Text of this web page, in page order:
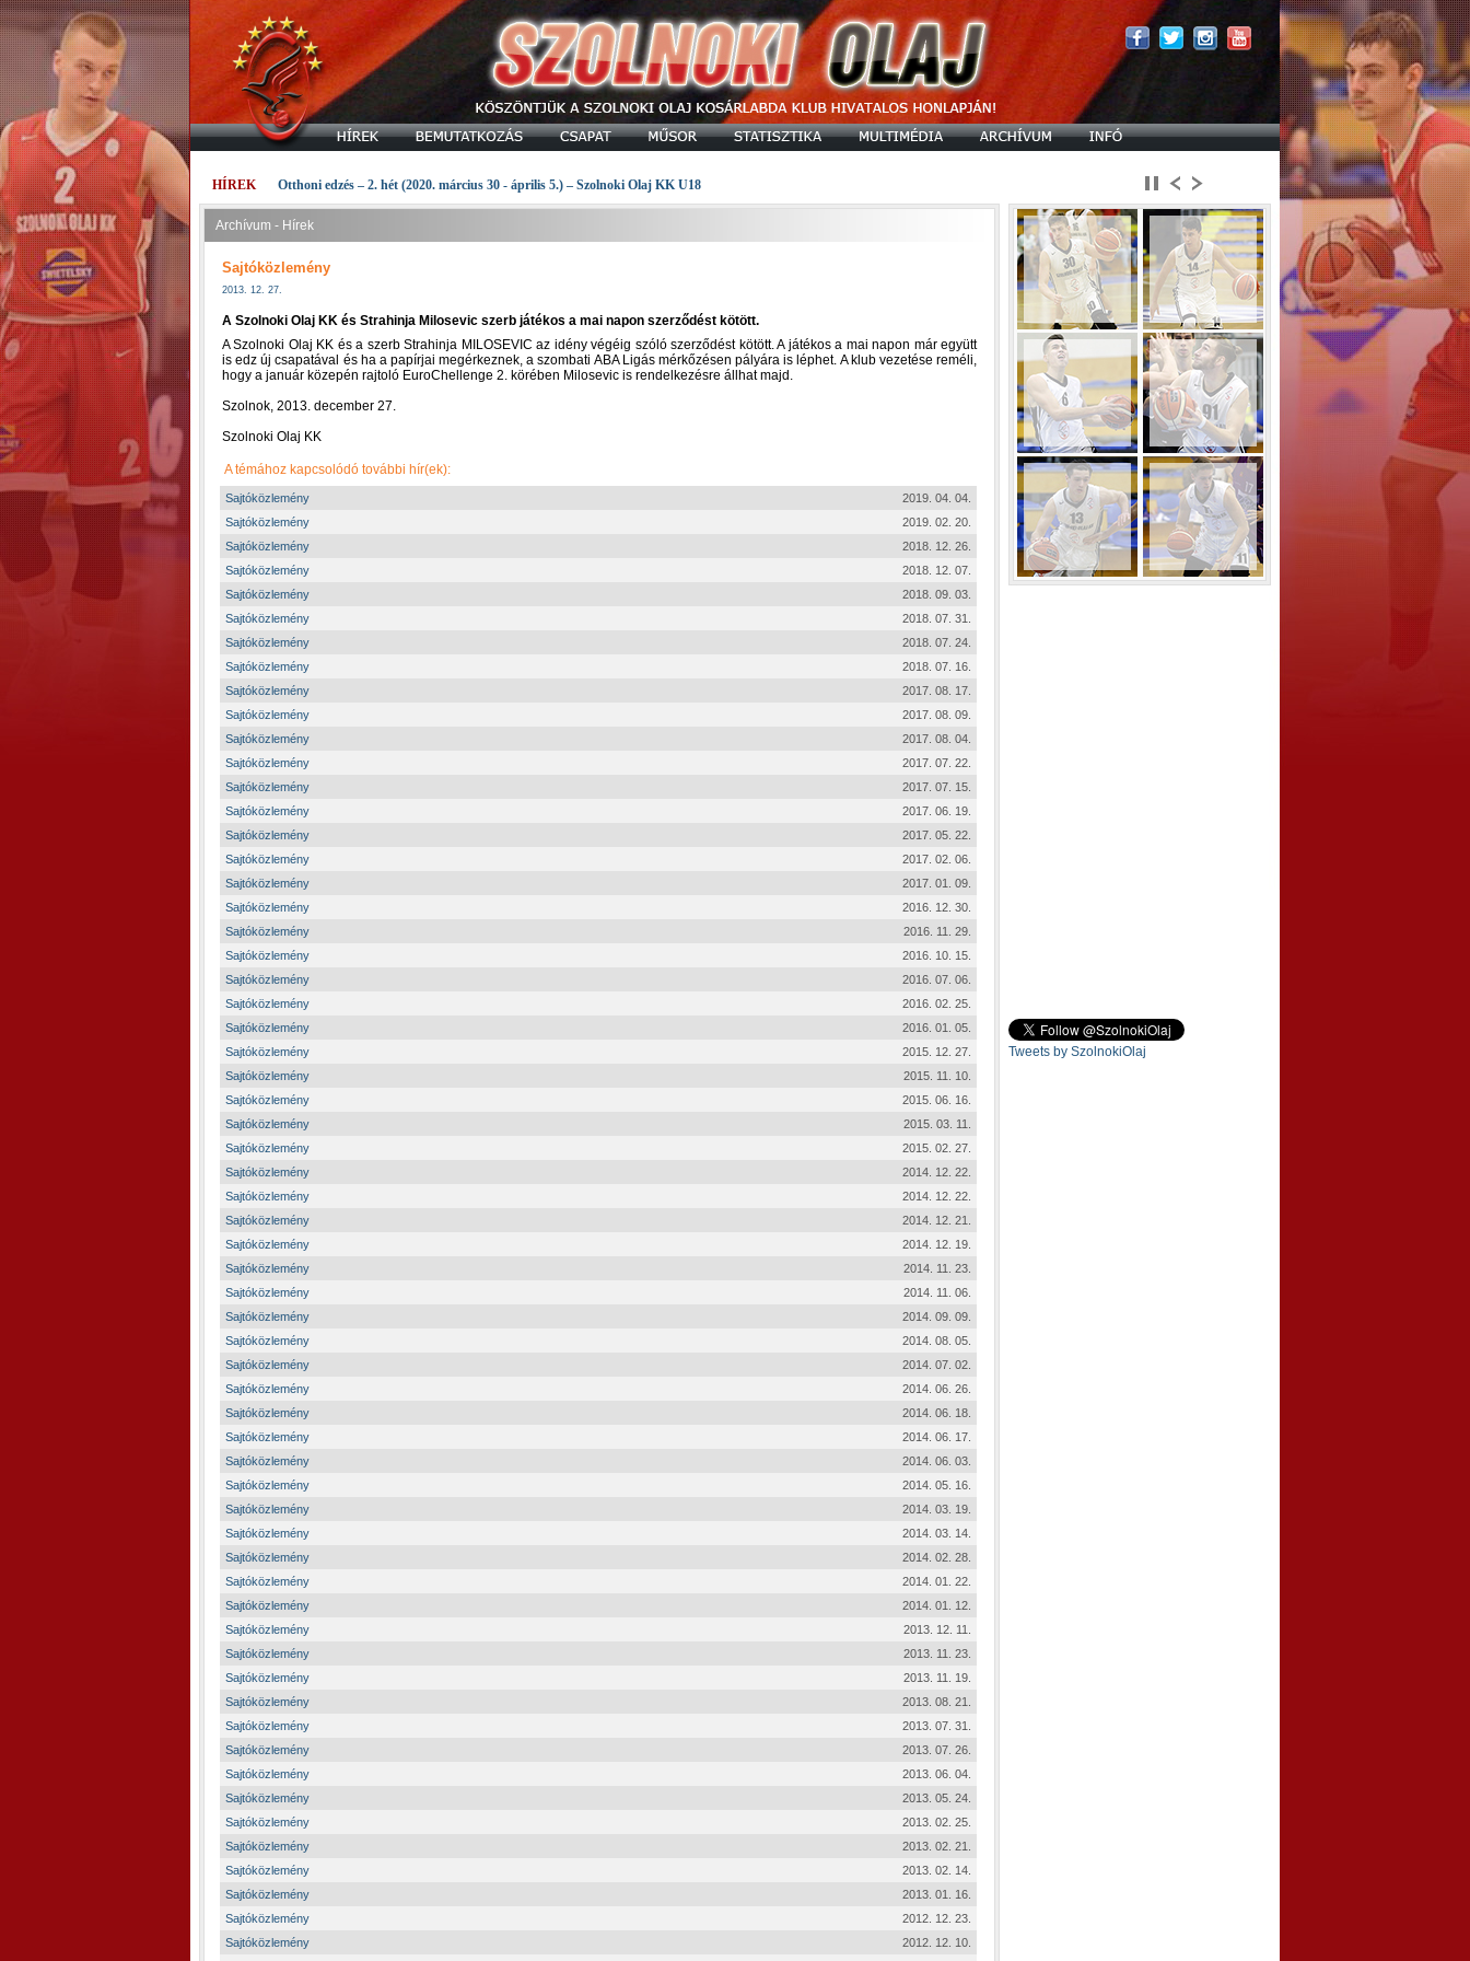
HÍREK Otthoni edzés – 2. hét (2020. március 30 - április 5.) – Szolnoki Olaj KK U18
Archívum - Hírek
Sajtóközlemény
2013. 12. 27.
A Szolnoki Olaj KK és Strahinja Milosevic szerb játékos a mai napon szerződést kötött.
A Szolnoki Olaj KK és a szerb Strahinja MILOSEVIC az idény végéig szóló szerződést kötött. A játékos a mai napon már együtt
is edz új csapatával és ha a papírjai megérkeznek, a szombati ABA Ligás mérkőzésen pályára is léphet. A klub vezetése reméli,
hogy a január közepén rajtoló EuroChellenge 2. körében Milosevic is rendelkezésre állhat majd.
Szolnok, 2013. december 27.
Szolnoki Olaj KK
A témához kapcsolódó további hír(ek):
Sajtóközlemény
2019. 04. 04.
Sajtóközlemény
2019. 02. 20.
Sajtóközlemény
2018. 12. 26.
Sajtóközlemény
2018. 12. 07.
Sajtóközlemény
2018. 09. 03.
Sajtóközlemény
2018. 07. 31.
Sajtóközlemény
2018. 07. 24.
Sajtóközlemény
2018. 07. 16.
Sajtóközlemény
2017. 08. 17.
Sajtóközlemény
2017. 08. 09.
Sajtóközlemény
2017. 08. 04.
Sajtóközlemény
2017. 07. 22.
Sajtóközlemény
2017. 07. 15.
Sajtóközlemény
2017. 06. 19.
Sajtóközlemény
2017. 05. 22.
Sajtóközlemény
2017. 02. 06.
Sajtóközlemény
2017. 01. 09.
Sajtóközlemény
2016. 12. 30.
Sajtóközlemény
2016. 11. 29.
Sajtóközlemény
2016. 10. 15.
Sajtóközlemény
2016. 07. 06.
Sajtóközlemény
2016. 02. 25.
Sajtóközlemény
2016. 01. 05.
Sajtóközlemény
2015. 12. 27.
Sajtóközlemény
2015. 11. 10.
Sajtóközlemény
2015. 06. 16.
Sajtóközlemény
2015. 03. 11.
Sajtóközlemény
2015. 02. 27.
Sajtóközlemény
2014. 12. 22.
Sajtóközlemény
2014. 12. 22.
Sajtóközlemény
2014. 12. 21.
Sajtóközlemény
2014. 12. 19.
Sajtóközlemény
2014. 11. 23.
Sajtóközlemény
2014. 11. 06.
Sajtóközlemény
2014. 09. 09.
Sajtóközlemény
2014. 08. 05.
Sajtóközlemény
2014. 07. 02.
Sajtóközlemény
2014. 06. 26.
Sajtóközlemény
2014. 06. 18.
Sajtóközlemény
2014. 06. 17.
Sajtóközlemény
2014. 06. 03.
Sajtóközlemény
2014. 05. 16.
Sajtóközlemény
2014. 03. 19.
Sajtóközlemény
2014. 03. 14.
Sajtóközlemény
2014. 02. 28.
Sajtóközlemény
2014. 01. 22.
Sajtóközlemény
2014. 01. 12.
Sajtóközlemény
2013. 12. 11.
Sajtóközlemény
2013. 11. 23.
Sajtóközlemény
2013. 11. 19.
Sajtóközlemény
2013. 08. 21.
Sajtóközlemény
2013. 07. 31.
Sajtóközlemény
2013. 07. 26.
Sajtóközlemény
2013. 06. 04.
Sajtóközlemény
2013. 05. 24.
Sajtóközlemény
2013. 02. 25.
Sajtóközlemény
2013. 02. 21.
Sajtóközlemény
2013. 02. 14.
Sajtóközlemény
2013. 01. 16.
Sajtóközlemény
2012. 12. 23.
Sajtóközlemény
2012. 12. 10.
Tweets by SzolnokiOlaj